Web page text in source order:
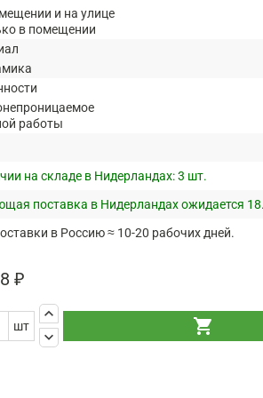
и на улице
в помещении
работы
на складе в Нидерландах:3 шт.
поставка в Нидерландах ожидается
в Россию ≈ 10-20 рабочих дней.
₽
шт
keyboard_arrow_up
keyboard_arrow_down
shopping_cart